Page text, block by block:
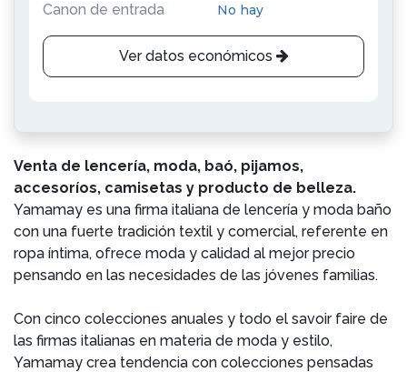
Canon de entrada No hay
Ver datos económicos
Venta de lencería, moda, baó, pijamos,
accesoríos, camisetas y producto de belleza.
Yamamay es una firma italiana de lencería y moda baño
con una fuerte tradición textil y comercial, referente en
ropa íntima, ofrece moda y calidad al mejor precio
pensando en las necesidades de las jóvenes familias.
Con cinco colecciones anuales y todo el savoir faire de
las firmas italianas en materia de moda y estilo,
Yamamay crea tendencia con colecciones pensadas